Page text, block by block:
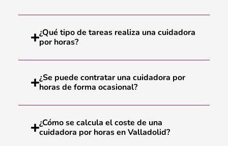
¿Qué tipo de tareas realiza una cuidadora
por horas?
¿Se puede contratar una cuidadora por
horas de forma ocasional?
¿Cómo se calcula el coste de una
cuidadora por horas en Valladolid?